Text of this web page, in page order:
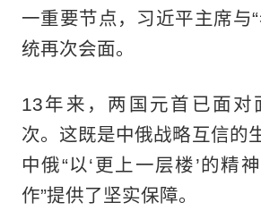
一重要节点，习近平主席与
统再次会面。
13年来，两国元首已面对
次。这既是中俄战略互信的
中俄“以‘更上一层楼’的精
作”提供了坚实保障。